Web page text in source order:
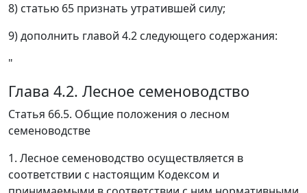
8) статью 65 признать утратившей силу;
9) дополнить главой 4.2 следующего содержания:
"
Глава 4.2. Лесное семеноводство
Статья 66.5. Общие положения о лесном
семеноводстве
1. Лесное семеноводство осуществляется в
соответствии с настоящим Кодексом и